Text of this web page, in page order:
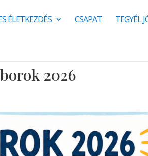
ÉLETKEZDÉS CSAPAT TEGYÉL
2026